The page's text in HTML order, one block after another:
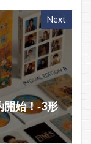
Next
始！‐3形